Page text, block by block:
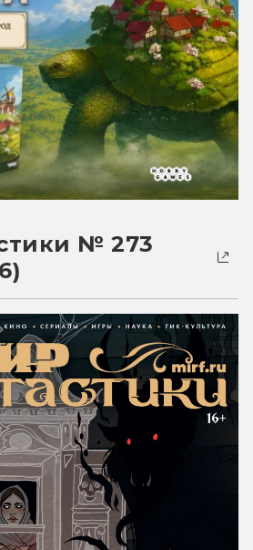
№ 273